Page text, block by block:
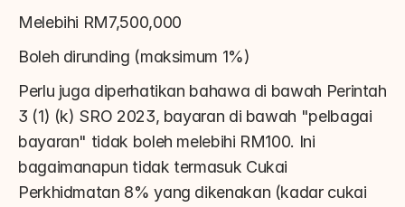
Melebihi RM7,500,000
Boleh dirunding (maksimum 1%)
Perlu juga diperhatikan bahawa di bawah Perintah
3 (1) (k) SRO 2023, bayaran di bawah "pelbagai
bayaran" tidak boleh melebihi RM100. Ini
bagaimanapun tidak termasuk Cukai
Perkhidmatan 8% yang dikenakan (kadar cukai